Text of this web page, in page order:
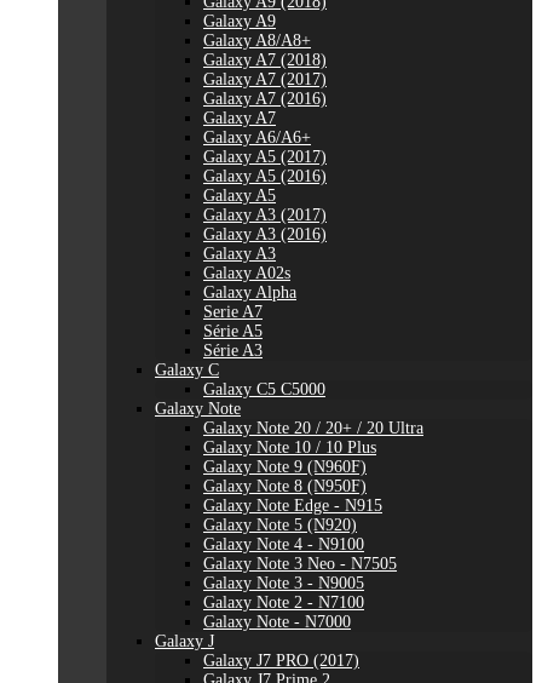
Galaxy A9
Galaxy A8/A8+
Galaxy A7 (2018)
Galaxy A7 (2017)
Galaxy A7 (2016)
Galaxy A7
Galaxy A6/A6+
Galaxy A5 (2017)
Galaxy A5 (2016)
Galaxy A5
Galaxy A3 (2017)
Galaxy A3 (2016)
Galaxy A3
Galaxy A02s
Galaxy Alpha
Serie A7
Série A5
Série A3
Galaxy C
Galaxy C5 C5000
Galaxy Note
Galaxy Note 20 / 20+ / 20 Ultra
Galaxy Note 10 / 10 Plus
Galaxy Note 9 (N960F)
Galaxy Note 8 (N950F)
Galaxy Note Edge - N915
Galaxy Note 5 (N920)
Galaxy Note 4 - N9100
Galaxy Note 3 Neo - N7505
Galaxy Note 3 - N9005
Galaxy Note 2 - N7100
Galaxy Note - N7000
Galaxy J
Galaxy J7 PRO (2017)